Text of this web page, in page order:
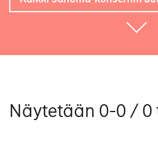
Näytetään 0-0 / 0